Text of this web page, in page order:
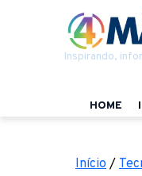
Inspirando,
HOME
Início /